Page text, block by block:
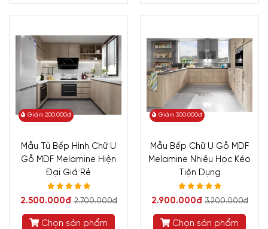
Giảm 200.000đ
Mẫu Tủ Bếp Hình Chữ U
Gỗ MDF Melamine Hiện
Đại Giá Rẻ
2.500.000đ 2.700.000đ
Chọn sản phẩm
Giảm 300.000đ
Mẫu Bếp Chữ U Gỗ MDF
Melamine Nhiều Học Kéo
Tiện Dụng
2.900.000đ 3.200.000đ
Chọn sản phẩm